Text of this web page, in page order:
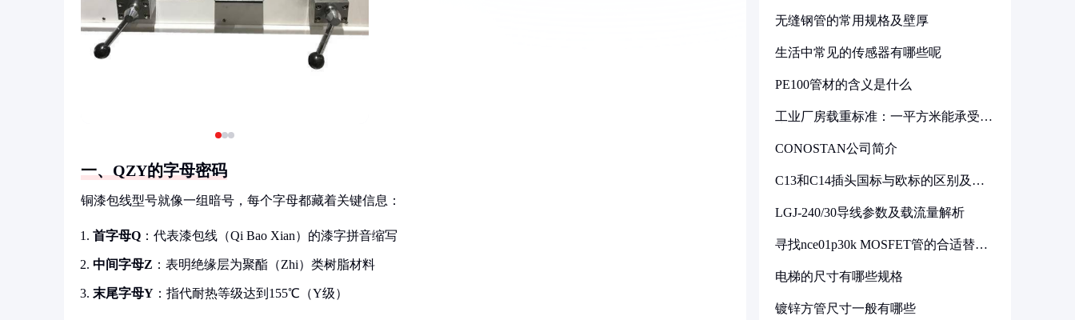
一、QZY的字母密码
铜漆包线型号就像一组暗号，每个字母都藏着关键信息：
首字母Q ：代表漆包线（Qi Bao Xian）的漆字拼音缩写
中间字母Z ：表明绝缘层为聚酯（Zhi）类树脂材料
末尾字母Y ：指代耐热等级达到155℃（Y级）
无缝钢管的常用规格及壁厚
生活中常见的传感器有哪些呢
PE100管材的含义是什么
工业厂房载重标准：一平方米能承受多
CONOSTAN公司简介
C13和C14插头国标与欧标的区别及其
LGJ-240/30导线参数及载流量解析
寻找nce01p30k MOSFET管的合适替代
电梯的尺寸有哪些规格
镀锌方管尺寸一般有哪些